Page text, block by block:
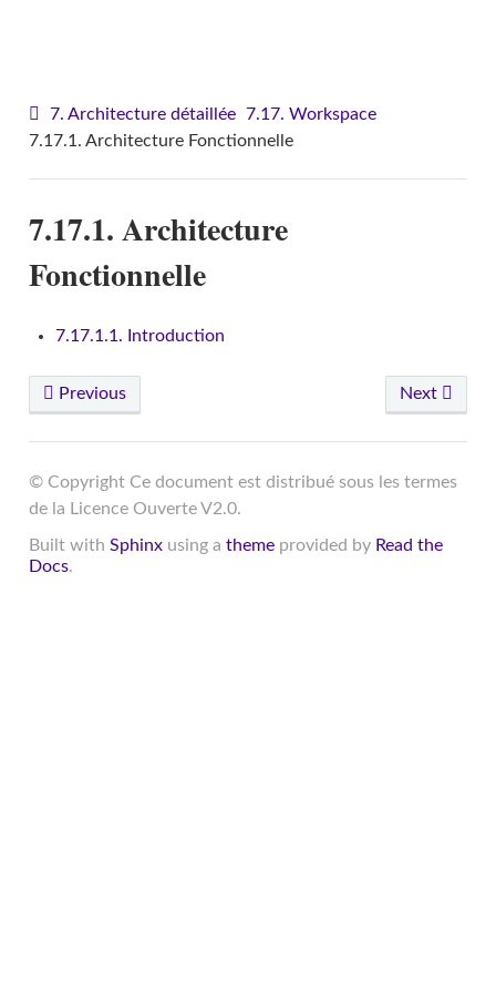
7. Architecture détaillée 7.17. Workspace
7.17.1. Architecture Fonctionnelle
7.17.1. Architecture
Fonctionnelle
7.17.1.1. Introduction
Previous Next
© Copyright Ce document est distribué sous les termes
de la Licence Ouverte V2.0.
Built with Sphinxusing a themeprovided by Read the
Docs.